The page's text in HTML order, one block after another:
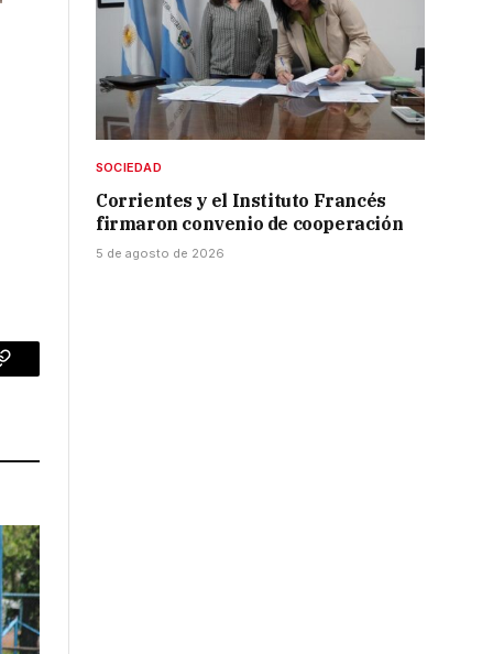
Copy
SOCIEDAD
Corrientes y el Instituto Francés
firmaron convenio de cooperación
5 de agosto de 2026